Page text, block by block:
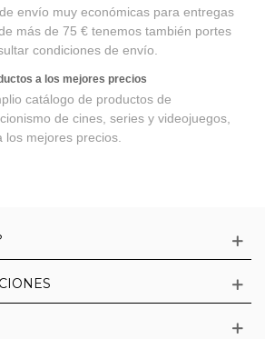
envío muy económicas para entregas
más de 75 € tenemos también portes
condiciones de envío.
a los mejores precios
catálogo de productos de
de cines, series y videojuegos,
mejores precios.